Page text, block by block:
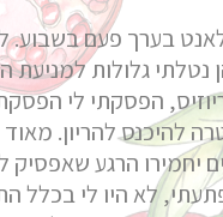
בערך פעם בשבוע.
נטלתי גלולות למניעת
הפסקתי לי
להיכנס להריון. מאוד
הרגע שאפסיק
לא היו לי בכלל